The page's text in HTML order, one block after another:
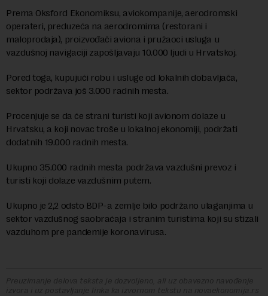
Prema Oksford Ekonomiksu, aviokompanije, aerodromski
operateri, preduzeća na aerodromima (restorani i
maloprodaja), proizvođači aviona i pružaoci usluga u
vazdušnoj navigaciji zapošljavaju 10.000 ljudi u Hrvatskoj.
Pored toga, kupujući robu i usluge od lokalnih dobavljača,
sektor podržava još 3.000 radnih mesta.
Procenjuje se da će strani turisti koji avionom dolaze u
Hrvatsku, a koji novac troše u lokalnoj ekonomiji, podržati
dodatnih 19.000 radnih mesta.
Ukupno 35.000 radnih mesta podržava vazdušni prevoz i
turisti koji dolaze vazdušnim putem.
Ukupno je 2,2 odsto BDP-a zemlje bilo podržano ulaganjima u
sektor vazdušnog saobraćaja i stranim turistima koji su stizali
vazduhom pre pandemije koronavirusa.
Preuzimanje delova teksta je dozvoljeno, ali uz obavezno navođenje
izvora i uz postavljanje linka ka izvornom tekstu na novaekonomija.rs